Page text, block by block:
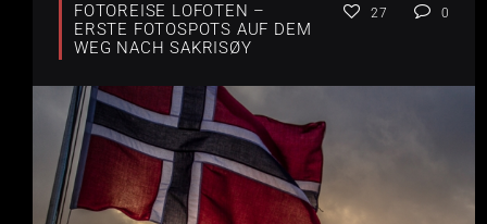
FOTOREISE LOFOTEN –
ERSTE FOTOSPOTS AUF DEM
WEG NACH SAKRISØY
27 0